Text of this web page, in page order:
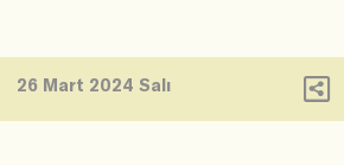
26 Mart 2024 Salı